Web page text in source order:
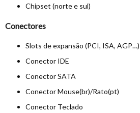
Chipset (norte e sul)
Conectores
Slots de expansão (PCI, ISA, AGP…)
Conector IDE
Conector SATA
Conector Mouse(br)/Rato(pt)
Conector Teclado